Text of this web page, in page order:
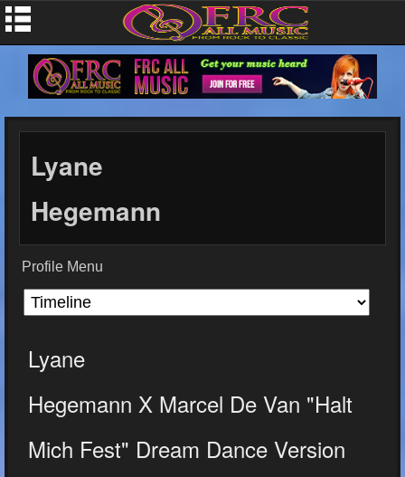
Lyane
Hegemann
Profile Menu
Lyane
Hegemann X Marcel De Van "Halt
Mich Fest" Dream Dance Version